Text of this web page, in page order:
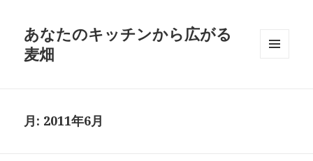
あなたのキッチンから広がる
麦畑
月: 2011年6月